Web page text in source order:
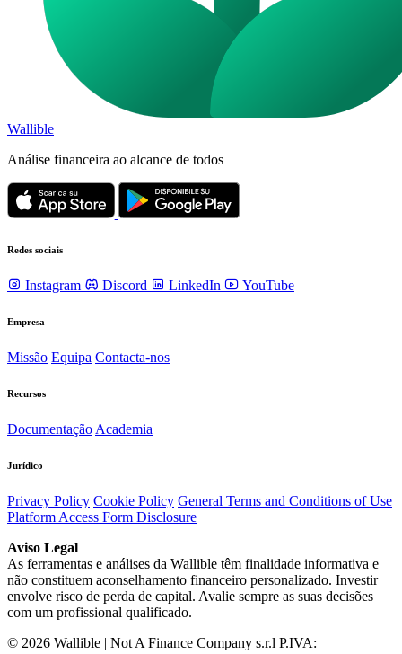
Wallible
Análise financeira ao alcance de todos
Redes sociais
Instagram Discord LinkedIn YouTube
Empresa
Missão Equipa Contacta-nos
Recursos
Documentação Academia
Jurídico
Privacy Policy Cookie Policy General Terms and Conditions of Use
Platform Access Form Disclosure
Aviso Legal
As ferramentas e análises da Wallible têm finalidade informativa e
não constituem aconselhamento financeiro personalizado. Investir
envolve risco de perda de capital. Avalie sempre as suas decisões
com um profissional qualificado.
© 2026 Wallible | Not A Finance Company s.r.l P.IVA: